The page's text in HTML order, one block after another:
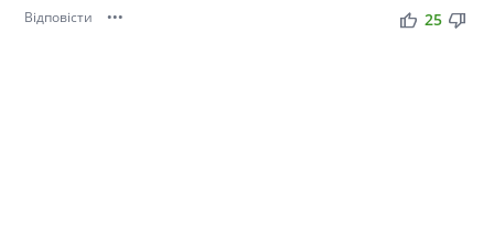
Відповісти ••• thumb_up thumb_down
25